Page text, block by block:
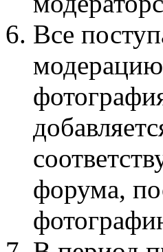
Все
модерацию
форума,